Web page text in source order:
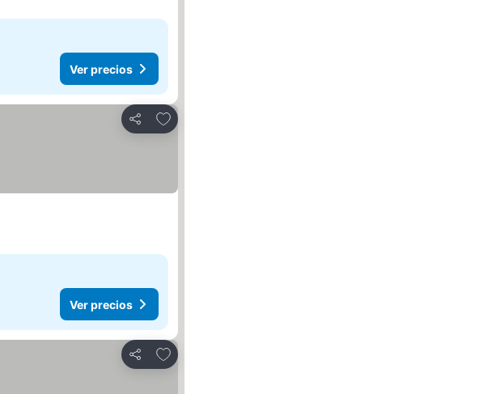
Ver precios
Compartir
Agregar a favoritos
Ver precios
Compartir
Agregar a favoritos